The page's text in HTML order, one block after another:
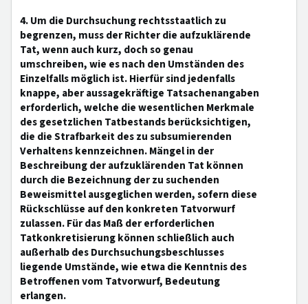
4. Um die Durchsuchung rechtsstaatlich zu
begrenzen, muss der Richter die aufzuklärende
Tat, wenn auch kurz, doch so genau
umschreiben, wie es nach den Umständen des
Einzelfalls möglich ist. Hierfür sind jedenfalls
knappe, aber aussagekräftige Tatsachenangaben
erforderlich, welche die wesentlichen Merkmale
des gesetzlichen Tatbestands berücksichtigen,
die die Strafbarkeit des zu subsumierenden
Verhaltens kennzeichnen. Mängel in der
Beschreibung der aufzuklärenden Tat können
durch die Bezeichnung der zu suchenden
Beweismittel ausgeglichen werden, sofern diese
Rückschlüsse auf den konkreten Tatvorwurf
zulassen. Für das Maß der erforderlichen
Tatkonkretisierung können schließlich auch
außerhalb des Durchsuchungsbeschlusses
liegende Umstände, wie etwa die Kenntnis des
Betroffenen vom Tatvorwurf, Bedeutung
erlangen.